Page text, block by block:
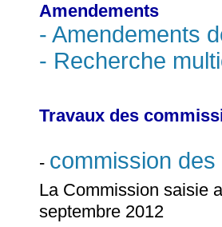
Amendements
- Amendements
- Recherche
Travaux des
- commission
La Commission saisie
septembre 2012